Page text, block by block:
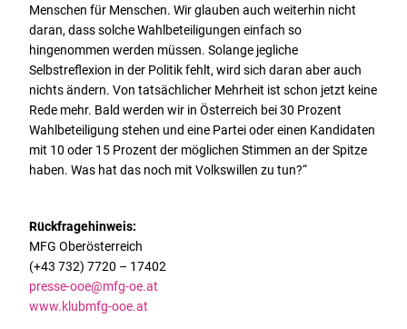
Menschen für Menschen. Wir glauben auch weiterhin nicht
daran, dass solche Wahlbeteiligungen einfach so
hingenommen werden müssen. Solange jegliche
Selbstreflexion in der Politik fehlt, wird sich daran aber auch
nichts ändern. Von tatsächlicher Mehrheit ist schon jetzt keine
Rede mehr. Bald werden wir in Österreich bei 30 Prozent
Wahlbeteiligung stehen und eine Partei oder einen Kandidaten
mit 10 oder 15 Prozent der möglichen Stimmen an der Spitze
haben. Was hat das noch mit Volkswillen zu tun?“
Rückfragehinweis:
MFG Oberösterreich
(+43 732) 7720 – 17402
presse-ooe@mfg-oe.at
www.klubmfg-ooe.at